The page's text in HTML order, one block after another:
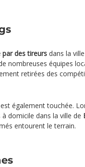
des tireurs dans la
nombreuses équipes
retirées des
également touchée.
domicile dans la ville de
entourent le terrain.